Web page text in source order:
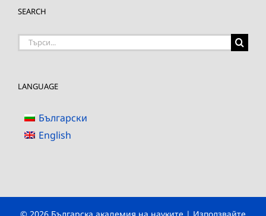
SEARCH
Търсене
LANGUAGE
Български
English
© 2026 Българска академия на науките | Използвайте